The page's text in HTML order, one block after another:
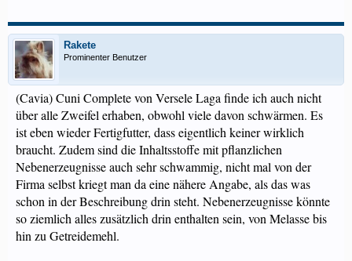
Rakete
Prominenter Benutzer
(Cavia) Cuni Complete von Versele Laga finde ich auch nicht
über alle Zweifel erhaben, obwohl viele davon schwärmen. Es
ist eben wieder Fertigfutter, dass eigentlich keiner wirklich
braucht. Zudem sind die Inhaltsstoffe mit pflanzlichen
Nebenerzeugnisse auch sehr schwammig, nicht mal von der
Firma selbst kriegt man da eine nähere Angabe, als das was
schon in der Beschreibung drin steht. Nebenerzeugnisse könnte
so ziemlich alles zusätzlich drin enthalten sein, von Melasse bis
hin zu Getreidemehl.